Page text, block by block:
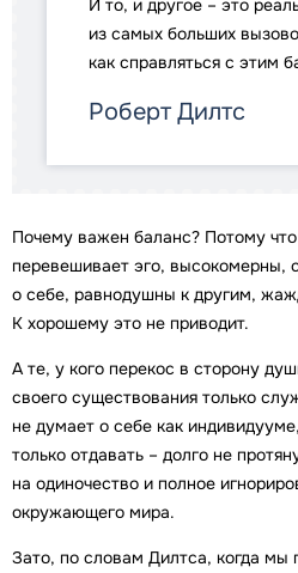
И то, и другое – это
из самых больших
как справляться с этим
Роберт Дилтс
Почему важен баланс? Потому
перевешивает эго, высокомерны,
о себе, равнодушны к другим,
К хорошему это не приводит.
А те, у кого перекос в сторону
своего существования только
не думает о себе как
только отдавать – долго не
на одиночество и полное
окружающего мира.
Зато, по словам Дилтса, когда мы